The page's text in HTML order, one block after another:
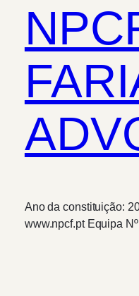
Ano da constituição:
www.npcf.pt Equipa